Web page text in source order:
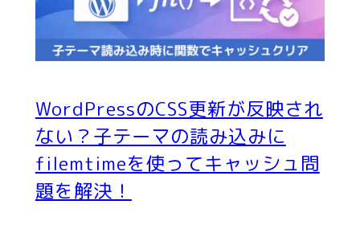
WordPressのCSS更新が反映され
ない？子テーマの読み込みに
filemtimeを使ってキャッシュ問
題を解決！